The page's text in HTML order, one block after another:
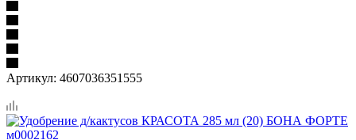
Артикул: 4607036351555